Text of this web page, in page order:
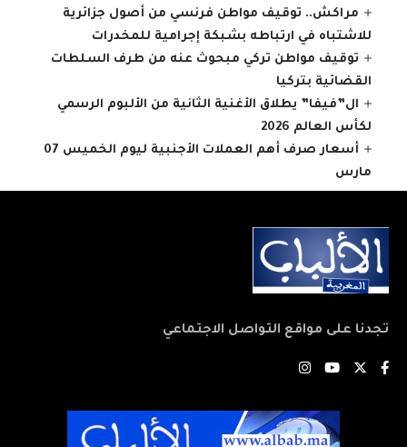
مراكش.. توقيف مواطن فرنسي من أصول جزائرية
للاشتباه في ارتباطه بشبكة إجرامية للمخدرات
توقيف مواطن تركي مبحوث عنه من طرف السلطات
القضائية بتركيا
ال”فيفا” يطلاق الأغنية الثانية من الألبوم الرسمي
لكأس العالم 2026
أسعار صرف أهم العملات الأجنبية ليوم الخميس 07
مارس
تجدنا على مواقع التواصل الاجتماعي